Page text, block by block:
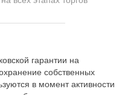
гарантии на
собственных
в момент активности